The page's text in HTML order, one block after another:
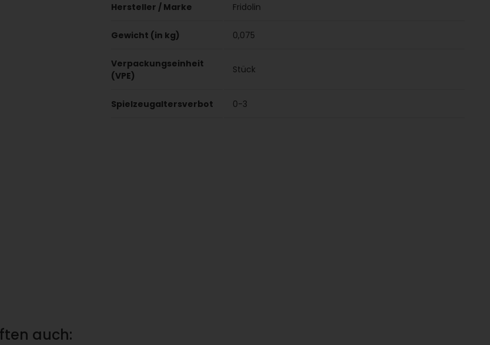
Hersteller / Marke Fridolin
Gewicht (in kg) 0,075
Verpackungseinheit
(VPE)
Stück
Spielzeugaltersverbot 0-3
auch: